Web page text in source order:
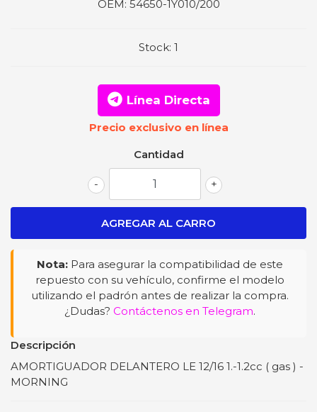
OEM: 54650-1Y010/200
Stock: 1
Línea Directa
Precio exclusivo en línea
Cantidad
+
-
Nota: Para asegurar la compatibilidad de este
repuesto con su vehículo, confirme el modelo
utilizando el padrón antes de realizar la compra.
¿Dudas? Contáctenos en Telegram.
Descripción
AMORTIGUADOR DELANTERO LE 12/16 1.-1.2cc ( gas ) -
MORNING